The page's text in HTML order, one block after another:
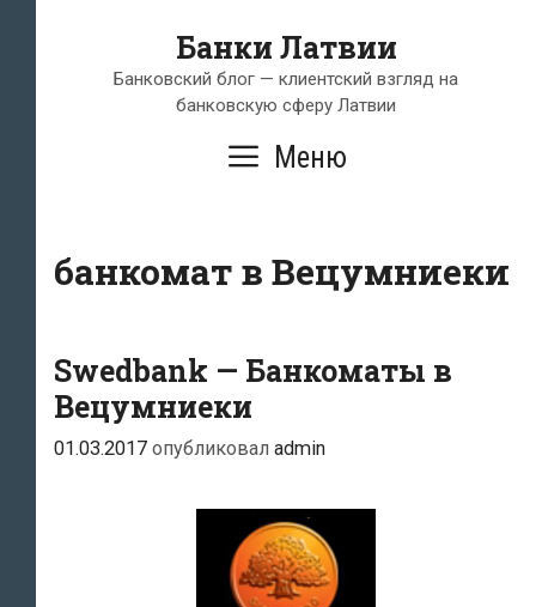
содержимому
Банки Латвии
Банковский блог — клиентский взгляд на
банковскую сферу Латвии
Меню
банкомат в Вецумниеки
Swedbank — Банкоматы в
Вецумниеки
01.03.2017 опубликовал admin